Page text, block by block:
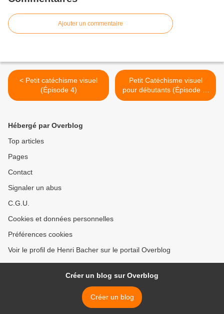
Ajouter un commentaire
< Petit catéchisme visuel
(Épisode 4)
Petit Catéchisme visuel
pour débutants (Épisode 2)
>
Hébergé par Overblog
Top articles
Pages
Contact
Signaler un abus
C.G.U.
Cookies et données personnelles
Préférences cookies
Voir le profil de Henri Bacher sur le portail Overblog
Créer un blog sur Overblog
Créer un blog